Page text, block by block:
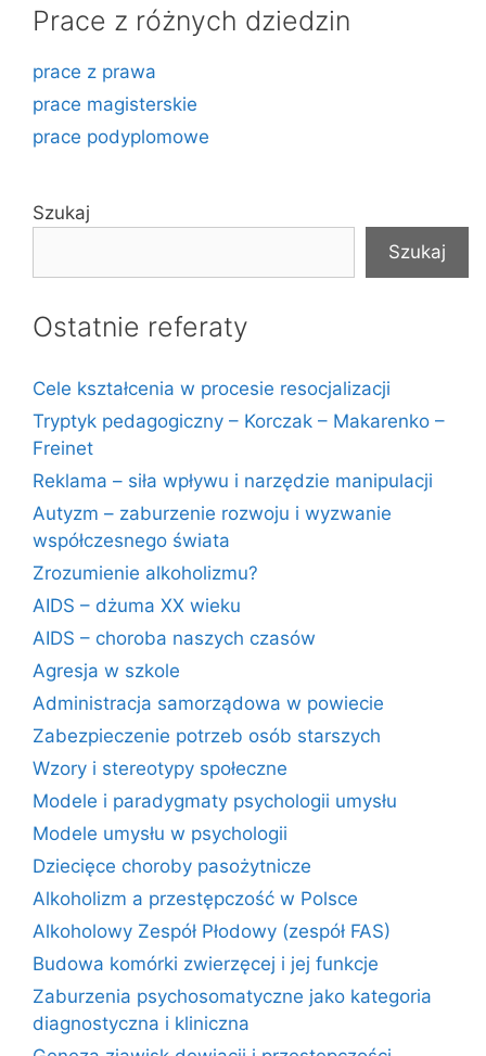
Prace z różnych dziedzin
prace z prawa
prace magisterskie
prace podyplomowe
Szukaj
Szukaj
Ostatnie referaty
Cele kształcenia w procesie resocjalizacji
Tryptyk pedagogiczny – Korczak – Makarenko –
Freinet
Reklama – siła wpływu i narzędzie manipulacji
Autyzm – zaburzenie rozwoju i wyzwanie
współczesnego świata
Zrozumienie alkoholizmu?
AIDS – dżuma XX wieku
AIDS – choroba naszych czasów
Agresja w szkole
Administracja samorządowa w powiecie
Zabezpieczenie potrzeb osób starszych
Wzory i stereotypy społeczne
Modele i paradygmaty psychologii umysłu
Modele umysłu w psychologii
Dziecięce choroby pasożytnicze
Alkoholizm a przestępczość w Polsce
Alkoholowy Zespół Płodowy (zespół FAS)
Budowa komórki zwierzęcej i jej funkcje
Zaburzenia psychosomatyczne jako kategoria
diagnostyczna i kliniczna